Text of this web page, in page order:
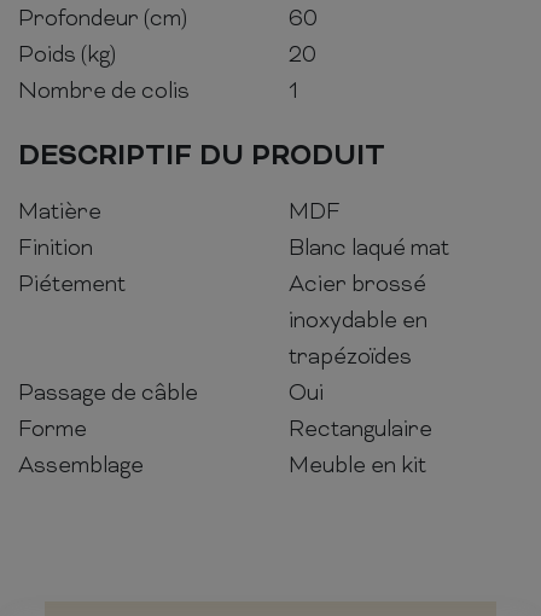
Profondeur (cm)
60
Poids (kg)
20
Nombre de colis
1
DESCRIPTIF DU PRODUIT
Matière
MDF
Finition
Blanc laqué mat
Piétement
Acier brossé
inoxydable en
trapézoïdes
Passage de câble
Oui
Forme
Rectangulaire
Assemblage
Meuble en kit